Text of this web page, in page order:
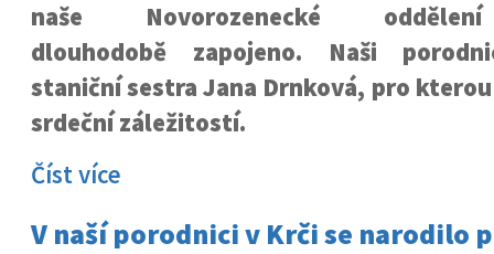
naše Novorozenecké oddělení
dlouhodobě zapojeno. Naši
staniční sestra Jana Drnková, pro
srdeční záležitostí.
Číst více
V naší porodnici v Krči se narodilo